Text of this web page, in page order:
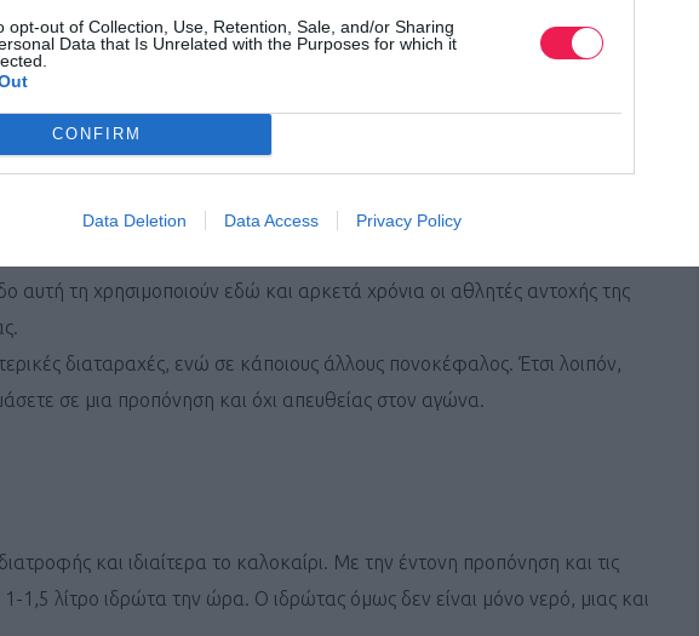
opt-out of Collection, Use, Retention, Sale, and/or Sharing
Data that Is Unrelated with the Purposes for which it
CONFIRM
Data Deletion Data Access Privacy Policy
των υγρών του σώματος όταν καταναλώνεται διά στόματος
ανά κιλό σωματικού βάρους). Η ιδέα λοιπόν είναι ότι η γλυκερόλη
σώμα (υπερυδάτωση) έτσι ώστε σε έναν αγώνα δρόμου στη ζέστη να
λοιπόν ένας δρομέας που βρίσκεται σε καλά επίπεδα υδάτωσης
στον οργανισμό του δίνοντάς του ένα προβάδισμα στο
τους δείχνει πως η γλυκερόλη αποτελεί έναν αποτελεσματικό
αυτή τη χρησιμοποιούν εδώ και αρκετά χρόνια οι αθλητές αντοχής της
διαταραχές, ενώ σε κάποιους άλλους πονοκέφαλος. Έτσι λοιπόν,
σε μια προπόνηση και όχι απευθείας στον αγώνα.
και ιδιαίτερα το καλοκαίρι. Με την έντονη προπόνηση και τις
λίτρο ιδρώτα την ώρα. Ο ιδρώτας όμως δεν είναι μόνο νερό, μιας και
ΓΕΝΙΚΑ ΘΕΜΑΤΑ